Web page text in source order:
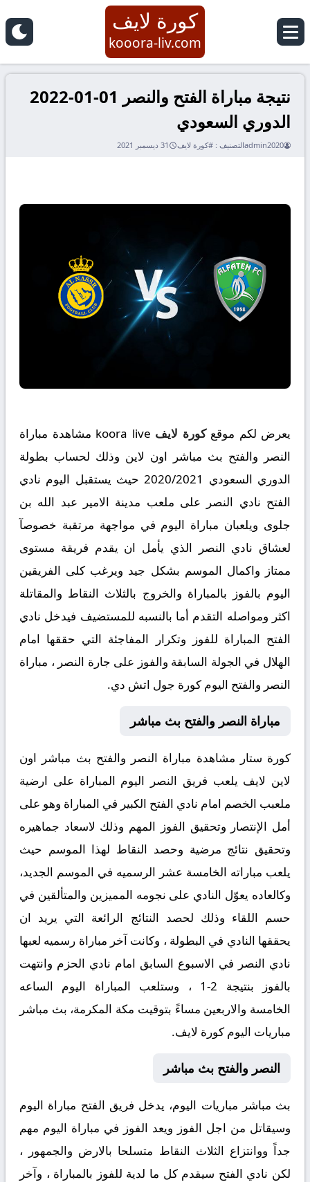
كورة لايف
kooora-liv.com
نتيجة مباراة الفتح والنصر 01-01-2022
الدوري السعودي
admin2020التصنيف : #كورة لايف 31 ديسمبر 2021
يعرض لكم موقعكورة لايف
koora live مشاهدة مباراة
النصر والفتح بث مباشر اون لاين وذلك لحساب بطولة
الدوري السعودي 2020/2021 حيث يستقبل اليوم نادي
الفتح نادي النصر على ملعب مدينة الامير عبد الله بن
جلوى ويلعبان مباراة اليوم في مواجهة مرتقبة خصوصآ
لعشاق نادي النصر الذي يأمل ان يقدم فريقة مستوى
ممتاز واكمال الموسم بشكل جيد ويرغب كلى الفريقين
اليوم بالفوز بالمباراة والخروج بالثلاث النقاط والمقاتلة
اكثر ومواصله التقدم أما بالنسبه للمستضيف فيدخل نادي
الفتح المباراة للفوز وتكرار المفاجئة التي حققها امام
الهلال في الجولة السابقة والفوز على جارة النصر ، مباراة
النصر والفتح اليوم كورة جول اتش دي.
مباراة النصر والفتح بث مباشر
كورة ستار مشاهدة مباراة النصر والفتح بث مباشر اون
لاين لايف يلعب فريق النصر اليوم المباراة على ارضية
ملعبب الخصم امام نادي الفتح الكبير في المباراة وهو على
أمل الإنتصار وتحقيق الفوز المهم وذلك لاسعاد جماهيره
وتحقيق نتائج مرضية وحصد النقاط لهذا الموسم حيث
يلعب مباراته الخامسة عشر الرسميه في الموسم الجديد،
وكالعاده يعوّل النادي على نجومه المميزين والمتألقين في
حسم اللقاء وذلك لحصد النتائج الرائعة التي يريد ان
يحققها النادي في البطولة ، وكانت آخر مباراة رسميه لعبها
نادي النصر في الاسبوع السابق امام نادي الحزم وانتهت
بالفوز بنتيجة 2-1 ، وستلعب المباراة اليوم الساعه
الخامسة والاربعين مساءً بتوقيت مكة المكرمة، بث مباشر
مباريات اليوم كورة لايف.
النصر والفتح بث مباشر
بث مباشر مباريات اليوم، يدخل فريق الفتح مباراة اليوم
وسيقاتل من اجل الفوز ويعد الفوز في مباراة اليوم مهم
جداً ووانتزاع الثلاث النقاط متسلحا بالارض والجمهور ،
لكن نادي الفتح سيقدم كل ما لدية للفوز بالمباراة ، وآخر